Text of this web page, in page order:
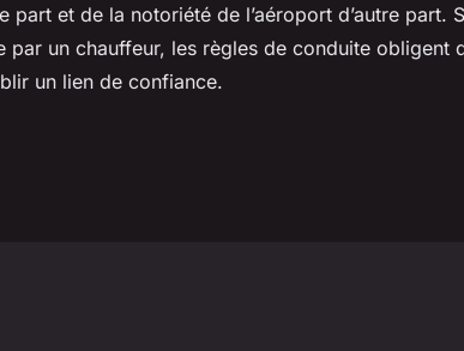
part et de la notoriété de l’aéroport d’autre part.
un chauffeur, les règles de conduite obligent
un lien de confiance.